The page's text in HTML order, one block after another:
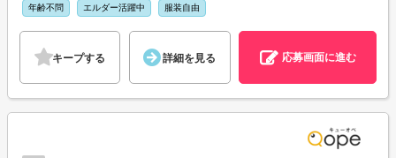
年齢不問 エルダー活躍中 服装自由
キープする 詳細を見る 応募画面に進む